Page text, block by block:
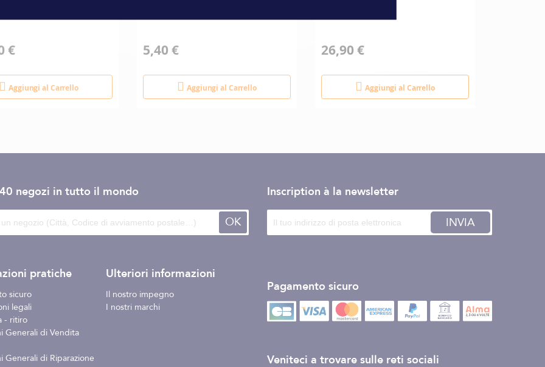
€
Aggiungi al Carrello
5,40 €
Aggiungi al Carrello
26,90 €
Aggiungi al Carrello
negozi in tutto il mondo
OK
pratiche
sicuro
legali
- ritiro
Generali di Vendita
Generali di Riparazione
Ulteriori informazioni
Il nostro impegno
I nostri marchi
Inscription à la newsletter
INVIA
Pagamento sicuro
Veniteci a trovare sulle reti sociali